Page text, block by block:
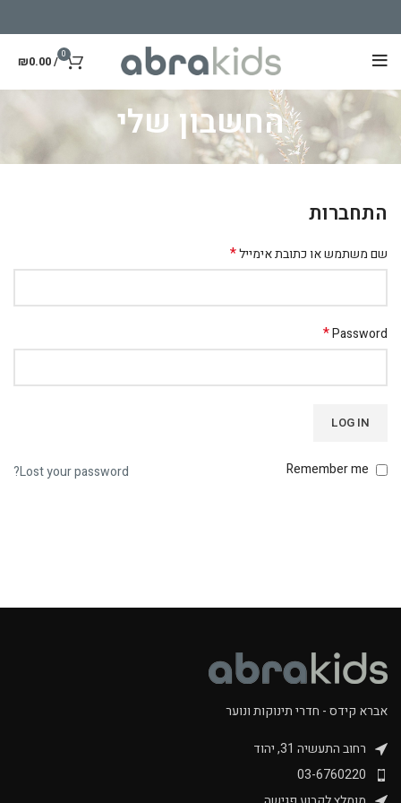
0
/
₪0.00
החשבון שלי
התחברות
שם משתמש או כתובת אימייל*
Password
*
LOG IN
Lost your password? Remember me
אברא קידס - חדרי תינוקות ונוער
רחוב התעשיה 31, יהוד
03-6760220